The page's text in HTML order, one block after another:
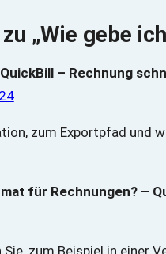
„Wie gebe
– Rechnung
zum Exportpfad und
für Rechnungen? –